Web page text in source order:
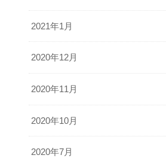
2021年1月
2020年12月
2020年11月
2020年10月
2020年7月